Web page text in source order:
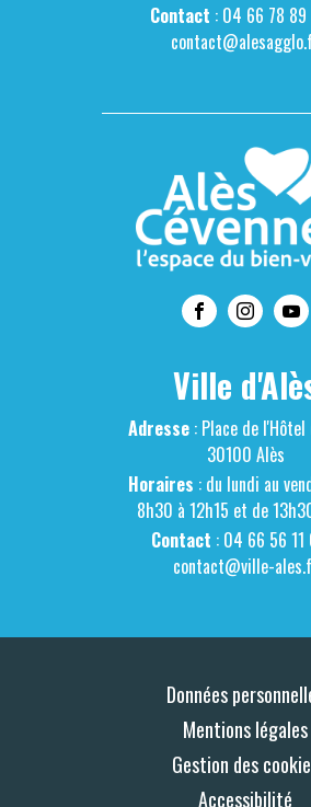
Contact : 04 66 78
Ville
Adresse: Place de l'Hôtel
30100 Alès
Horaires : du lundi au
8h30 à 12h15 et de
Contact : 04 66 56
contact@ville-
Données
Mentions légales
Gestion des
Accessibilité